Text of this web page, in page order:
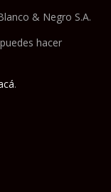
& Negro S.A.
hacer
.